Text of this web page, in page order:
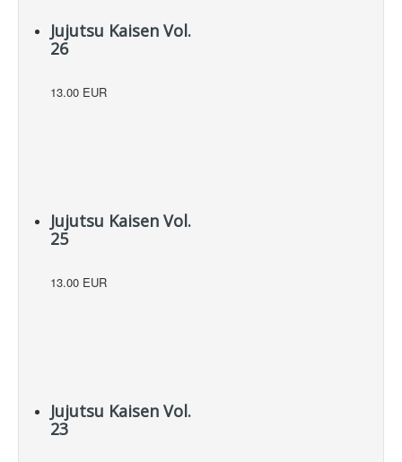
Jujutsu Kaisen Vol.
26
13.00 EUR
Jujutsu Kaisen Vol.
25
13.00 EUR
Jujutsu Kaisen Vol.
23